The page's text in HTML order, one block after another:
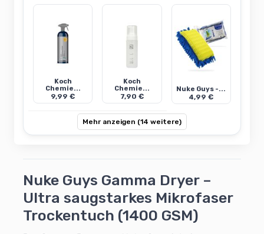
Koch
Chemie...
9,99 €
Koch
Chemie...
7,90 €
Nuke Guys -...
4,99 €
Mehr anzeigen (14 weitere)
Nuke Guys Gamma Dryer –
Ultra saugstarkes Mikrofaser
Trockentuch (1400 GSM)